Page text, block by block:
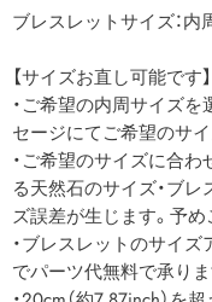
ブレスレットサイズ：内
【サイズお直し可能です】
・ご希望の内周サイズ
セージにてご希望のサ
・ご希望のサイズに合
る天然石のサイズ・ブ
ズ誤差が生じます。予め
・ブレスレットのサイズ
でパーツ代無料で承りま